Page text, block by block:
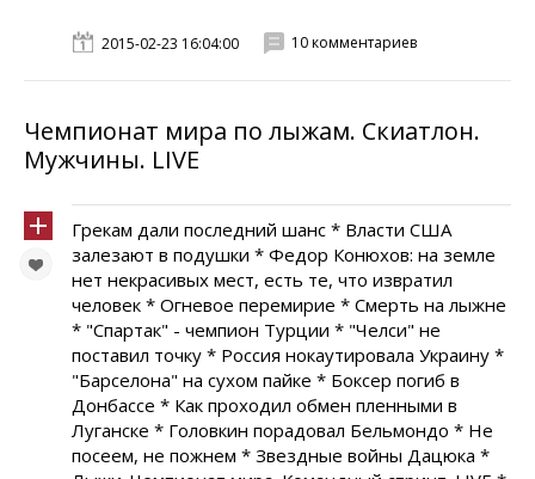
2015-02-23 16:04:00 10 комментариев
Чемпионат мира по лыжам. Скиатлон.
Мужчины. LIVE
Грекам дали последний шанс * Власти США
залезают в подушки * Федор Конюхов: на земле
нет некрасивых мест, есть те, что извратил
человек * Огневое перемирие * Смерть на лыжне
* "Спартак" - чемпион Турции * "Челси" не
поставил точку * Россия нокаутировала Украину *
"Барселона" на сухом пайке * Боксер погиб в
Донбассе * Как проходил обмен пленными в
Луганске * Головкин порадовал Бельмондо * Не
посеем, не пожнем * Звездные войны Дацюка *